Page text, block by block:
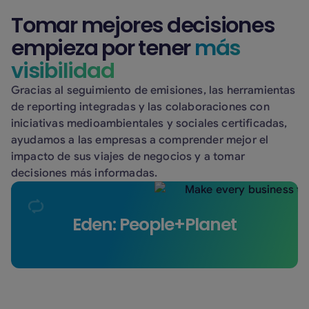
Tomar mejores decisiones
empieza por tenermás
visibilidad
Gracias al seguimiento de emisiones, las herramientas
de reporting integradas y las colaboraciones con
iniciativas medioambientales y sociales certificadas,
ayudamos a las empresas a comprender mejor el
impacto de sus viajes de negocios y a tomar
decisiones más informadas.
Eden: People+Planet
A través de nuestra colaboración con Eden:
People+Planet, apoyamos proyectos